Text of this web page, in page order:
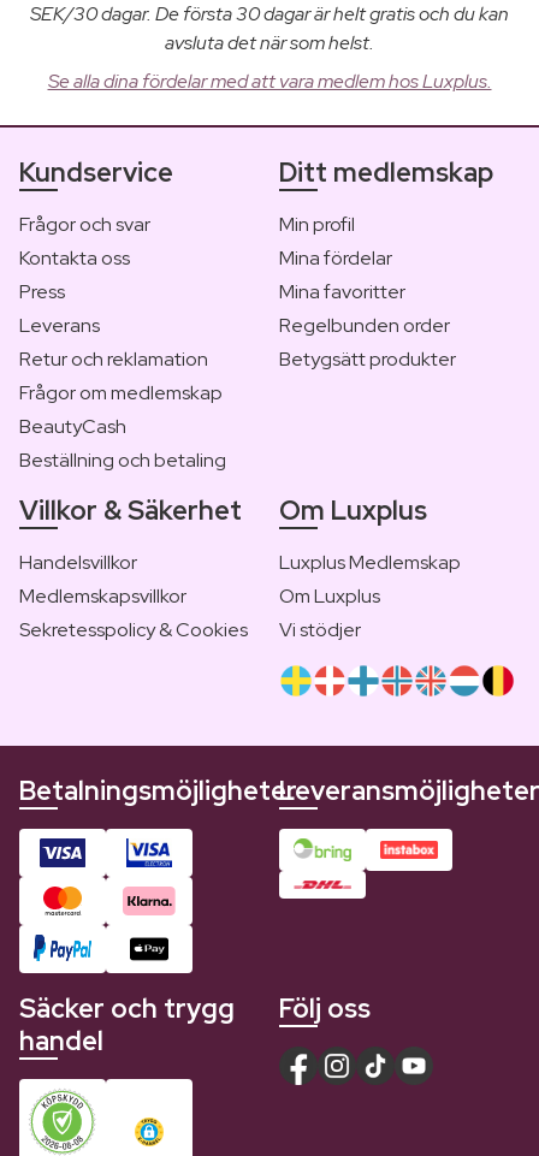
SEK/30 dagar. De första 30 dagar är helt gratis och du kan
avsluta det när som helst.
Se alla dina fördelar med att vara medlem hos Luxplus.
Kundservice
Frågor och svar
Kontakta oss
Press
Leverans
Retur och reklamation
Frågor om medlemskap
BeautyCash
Beställning och betaling
Ditt medlemskap
Min profil
Mina fördelar
Mina favoritter
Regelbunden order
Betygsätt produkter
Villkor & Säkerhet
Handelsvillkor
Medlemskapsvillkor
Sekretesspolicy & Cookies
Om Luxplus
Luxplus Medlemskap
Om Luxplus
Vi stödjer
BetalningsmöjligheterLeveransmöjligheter
Säcker och trygg
handel
Följ oss